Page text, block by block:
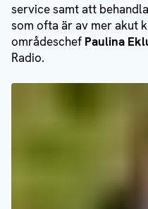
service samt att
som ofta är av mer akut
områdeschef Paulina
Radio.